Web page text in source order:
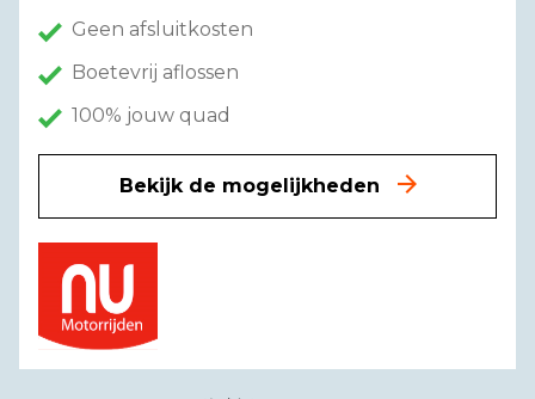
Geen afsluitkosten
Boetevrij aflossen
100% jouw quad
Bekijk de mogelijkheden